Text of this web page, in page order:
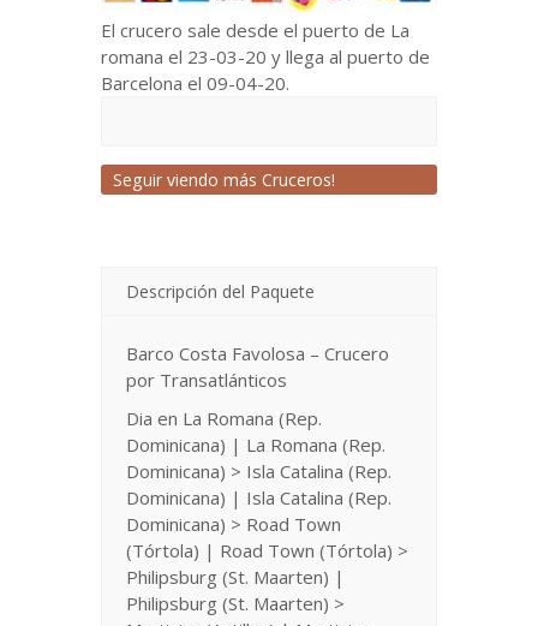
El crucero sale desde el puerto de La
romana el 23-03-20 y llega al puerto de
Barcelona el 09-04-20.
Seguir viendo más Cruceros!
Descripción del Paquete
Barco Costa Favolosa – Crucero
por Transatlánticos
Dia en La Romana (Rep.
Dominicana) | La Romana (Rep.
Dominicana) > Isla Catalina (Rep.
Dominicana) | Isla Catalina (Rep.
Dominicana) > Road Town
(Tórtola) | Road Town (Tórtola) >
Philipsburg (St. Maarten) |
Philipsburg (St. Maarten) >